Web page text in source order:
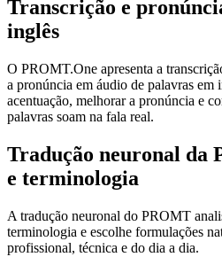
Transcrição e
inglês
O PROMT.One apresenta a
a pronúncia em áudio de palavras em
acentuação, melhorar a pronúncia e
palavras soam na fala real.
Tradução neuronal da
e terminologia
A tradução neuronal do PROMT
terminologia e escolhe formulações
profissional, técnica e do dia a dia.